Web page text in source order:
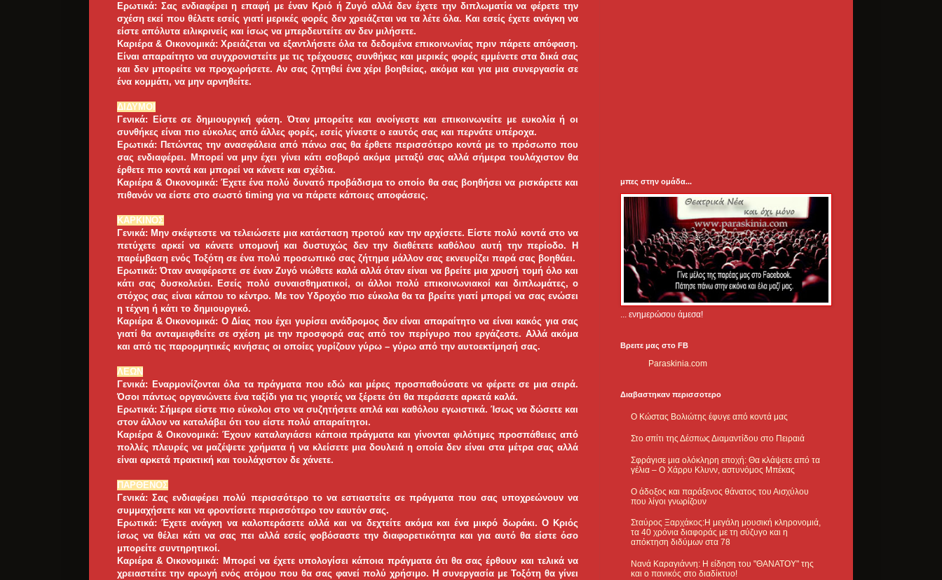
Ερωτικά: Σας ενδιαφέρει η επαφή με έναν Κριό ή Ζυγό αλλά δεν έχετε την διπλωματία να φέρετε την
σχέση εκεί που θέλετε εσείς γιατί μερικές φορές δεν χρειάζεται να τα λέτε όλα. Και εσείς έχετε ανάγκη να
είστε απόλυτα ειλικρινείς και ίσως να μπερδευτείτε αν δεν μιλήσετε.
Καριέρα & Οικονομικά: Χρειάζεται να εξαντλήσετε όλα τα δεδομένα επικοινωνίας πριν πάρετε απόφαση.
Είναι απαραίτητο να συγχρονιστείτε με τις τρέχουσες συνθήκες και μερικές φορές εμμένετε στα δικά σας
και δεν μπορείτε να προχωρήσετε. Αν σας ζητηθεί ένα χέρι βοηθείας, ακόμα και για μια συνεργασία σε
ένα κομμάτι, να μην αρνηθείτε.
ΔΙΔΥΜΟΙ
Γενικά: Είστε σε δημιουργική φάση. Όταν μπορείτε και ανοίγεστε και επικοινωνείτε με ευκολία ή οι
συνθήκες είναι πιο εύκολες από άλλες φορές, εσείς γίνεστε ο εαυτός σας και περνάτε υπέροχα.
Ερωτικά: Πετώντας την ανασφάλεια από πάνω σας θα έρθετε περισσότερο κοντά με το πρόσωπο που
σας ενδιαφέρει. Μπορεί να μην έχει γίνει κάτι σοβαρό ακόμα μεταξύ σας αλλά σήμερα τουλάχιστον θα
έρθετε πιο κοντά και μπορεί να κάνετε και σχέδια.
Καριέρα & Οικονομικά: Έχετε ένα πολύ δυνατό προβάδισμα το οποίο θα σας βοηθήσει να ρισκάρετε και
πιθανόν να είστε στο σωστό timing για να πάρετε κάποιες αποφάσεις.
ΚΑΡΚΙΝΟΣ
Γενικά: Μην σκέφτεστε να τελειώσετε μια κατάσταση προτού καν την αρχίσετε. Είστε πολύ κοντά στο να
πετύχετε αρκεί να κάνετε υπομονή και δυστυχώς δεν την διαθέτετε καθόλου αυτή την περίοδο. Η
παρέμβαση ενός Τοξότη σε ένα πολύ προσωπικό σας ζήτημα μάλλον σας εκνευρίζει παρά σας βοηθάει.
Ερωτικά: Όταν αναφέρεστε σε έναν Ζυγό νιώθετε καλά αλλά όταν είναι να βρείτε μια χρυσή τομή όλο και
κάτι σας δυσκολεύει. Εσείς πολύ συναισθηματικοί, οι άλλοι πολύ επικοινωνιακοί και διπλωμάτες, ο
στόχος σας είναι κάπου το κέντρο. Με τον Υδροχόο πιο εύκολα θα τα βρείτε γιατί μπορεί να σας ενώσει
η τέχνη ή κάτι το δημιουργικό.
Καριέρα & Οικονομικά: Ο Δίας που έχει γυρίσει ανάδρομος δεν είναι απαραίτητο να είναι κακός για σας
γιατί θα ανταμειφθείτε σε σχέση με την προσφορά σας από τον περίγυρο που εργάζεστε. Αλλά ακόμα
και από τις παρορμητικές κινήσεις οι οποίες γυρίζουν γύρω – γύρω από την αυτοεκτίμησή σας.
ΛΕΩΝ
Γενικά: Εναρμονίζονται όλα τα πράγματα που εδώ και μέρες προσπαθούσατε να φέρετε σε μια σειρά.
Όσοι πάντως οργανώνετε ένα ταξίδι για τις γιορτές να ξέρετε ότι θα περάσετε αρκετά καλά.
Ερωτικά: Σήμερα είστε πιο εύκολοι στο να συζητήσετε απλά και καθόλου εγωιστικά. Ίσως να δώσετε και
στον άλλον να καταλάβει ότι του είστε πολύ απαραίτητοι.
Καριέρα & Οικονομικά: Έχουν καταλαγιάσει κάποια πράγματα και γίνονται φιλότιμες προσπάθειες από
πολλές πλευρές να μαζέψετε χρήματα ή να κλείσετε μια δουλειά η οποία δεν είναι στα μέτρα σας αλλά
είναι αρκετά πρακτική και τουλάχιστον δε χάνετε.
ΠΑΡΘΕΝΟΣ
Γενικά: Σας ενδιαφέρει πολύ περισσότερο το να εστιαστείτε σε πράγματα που σας υποχρεώνουν να
συμμαχήσετε και να φροντίσετε περισσότερο τον εαυτόν σας.
Ερωτικά: Έχετε ανάγκη να καλοπεράσετε αλλά και να δεχτείτε ακόμα και ένα μικρό δωράκι. Ο Κριός
ίσως να θέλει κάτι να σας πει αλλά εσείς φοβόσαστε την διαφορετικότητα και για αυτό θα είστε όσο
μπορείτε συντηρητικοί.
Καριέρα & Οικονομικά: Μπορεί να έχετε υπολογίσει κάποια πράγματα ότι θα σας έρθουν και τελικά να
χρειαστείτε την αρωγή ενός ατόμου που θα σας φανεί πολύ χρήσιμο. Η συνεργασία με Τοξότη θα γίνει
μπες στην ομάδα...
... ενημερώσου άμεσα!
Βρειτε μας στο FB
Paraskinia.com
Διαβαστηκαν περισσοτερο
Ο Κώστας Βολιώτης έφυγε από κοντά μας
Στο σπίτι της Δέσπως Διαμαντίδου στο Πειραιά
Σφράγισε μια ολόκληρη εποχή: Θα κλάψετε από τα
γέλια – Ο Χάρρυ Κλυνν, αστυνόμος Μπέκας
Ο άδοξος και παράξενος θάνατος του Αισχύλου
που λίγοι γνωρίζουν
Σταύρος Ξαρχάκος:Η μεγάλη μουσική κληρονομιά,
τα 40 χρόνια διαφοράς με τη σύζυγο και η
απόκτηση διδύμων στα 78
Νανά Καραγιάννη: Η είδηση του "ΘΑΝΑΤΟΥ" της
και ο πανικός στο διαδίκτυο!